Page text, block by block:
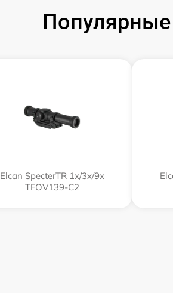
Elcan SpecterTR 1x/3x/9x
TFOV139-C2